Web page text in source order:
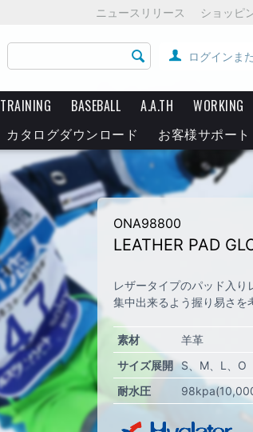
ニュースリリース ショッピ
ログインま
TRAINING BASEBALL A.A.TH WORKING
カタログダウンロード お客様サポート
ONA98800
LEATHER PAD
レザータイプのパッド入り
集中出来るよう握り易さを
素材
羊革
サイズ展開 S M L
O
耐水圧